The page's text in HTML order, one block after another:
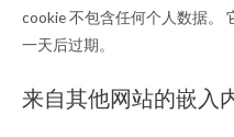
cookie 不包含任何个人数据。
一天后过期。
来自其他网站的嵌入